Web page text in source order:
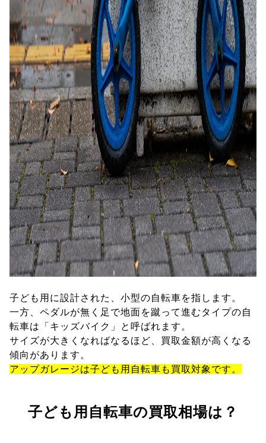
子ども用に設計された、小型の自転車を指します。
一方、ペダルが無く足で地面を蹴って進むタイプの自
転車は「キッズバイク」と呼ばれます。
サイズが大きくなればなるほど、買取金額が高くなる
傾向があります。
アップガレージは子ども用自転車も買取対象です。
子ども用自転車の買取相場は？